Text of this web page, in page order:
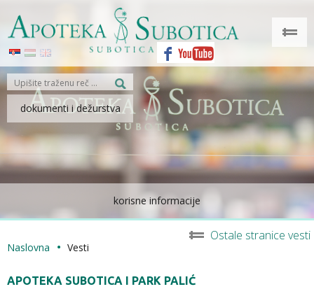
dokumenti i dežurstva
korisne informacije
Ostale stranice vesti
Naslovna Vesti
APOTEKA SUBOTICA I PARK PALIĆ